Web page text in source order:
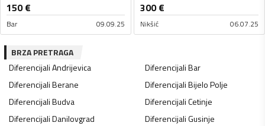
150€
Bar 09.09.25
300€
Nikšić 06.07.25
BRZA PRETRAGA
DiferencijaliAndrijevica DiferencijaliBar
DiferencijaliBerane DiferencijaliBijelo Polje
DiferencijaliBudva DiferencijaliCetinje
DiferencijaliDanilovgrad DiferencijaliGusinje